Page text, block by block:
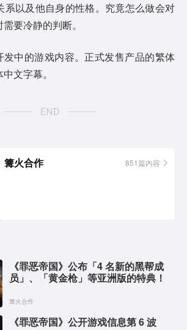
系以及他自身的性格。究竟怎么做会对
要冷静的判断。
中的游戏内容。正式发售产品的繁体
文字幕。
篝火合作 851篇内容
《罪恶帝国》公布「4 名新的黑帮成
员」、「黄金枪」等亚洲版的特典！
篝火合作
《罪恶帝国》公开游戏信息第 6 波